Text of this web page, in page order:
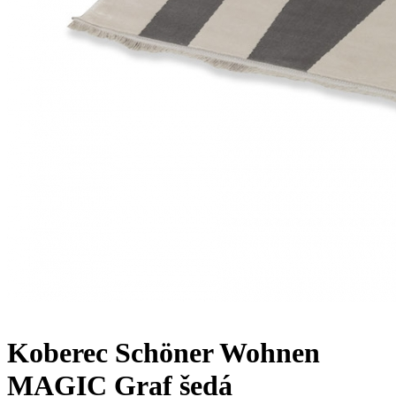
Koberec Schöner Wohnen
MAGIC Graf šedá